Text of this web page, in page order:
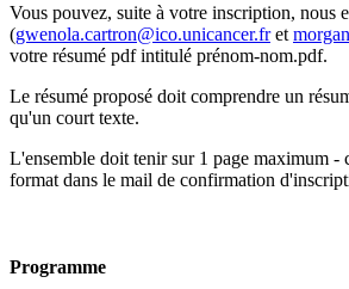
Vous pouvez, suite à votre inscription, nous
(gwenola.cartron@ico.unicancer.fret
votre résumé pdf intitulé prénom-nom.pdf.
Le résumé proposé doit comprendre un
qu'un court texte.
L'ensemble doit tenir sur 1 page maximum -
format dans le mail de confirmation
Programme